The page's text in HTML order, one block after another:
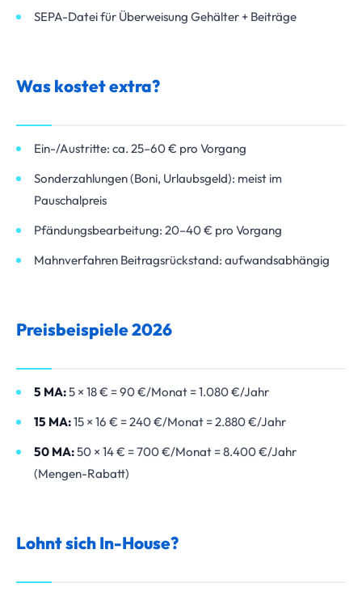
SEPA-Datei für Überweisung Gehälter + Beiträge
Was kostet extra?
Ein-/Austritte: ca. 25–60 € pro Vorgang
Sonderzahlungen (Boni, Urlaubsgeld): meist im
Pauschalpreis
Pfändungsbearbeitung: 20–40 € pro Vorgang
Mahnverfahren Beitragsrückstand: aufwandsabhängig
Preisbeispiele 2026
5 MA:5 × 18 € = 90 €/Monat = 1.080 €/Jahr
15 MA:15 × 16 € = 240 €/Monat = 2.880 €/Jahr
50 MA:50 × 14 € = 700 €/Monat = 8.400 €/Jahr
(Mengen-Rabatt)
Lohnt sich In-House?